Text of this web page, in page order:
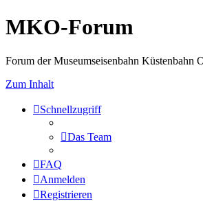
MKO-Forum
Forum der Museumseisenbahn Küstenbahn
Zum Inhalt
Schnellzugriff
Das Team
FAQ
Anmelden
Registrieren